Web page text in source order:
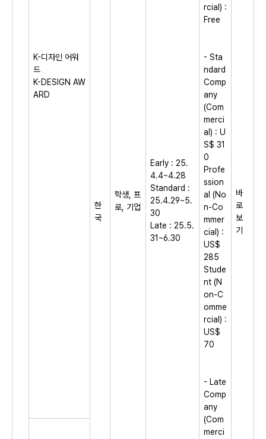
K-디자인 어워
드
K-DESIGN AW
ARD
한
국
학생, 프
로, 기업
Early : 25.
4.4~4.28
Standard :
25.4.29~5.
30
Late : 25.5.
31~6.30
rcial) :
Free
- Sta
ndard
Comp
any
(Com
merci
al) : U
S$ 31
0
Profe
ssion
al (No
n-Co
mmer
cial) :
US$
285
Stude
nt (N
on-C
omme
rcial) :
US$
70
- Late
Comp
any
(Com
merci
바
로
보
기